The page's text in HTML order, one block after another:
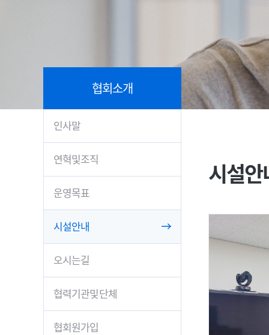
협회소개
인사말
연혁및조직
운영목표
시설안내
오시는길
협력기관및단체
협회원가입
시설안